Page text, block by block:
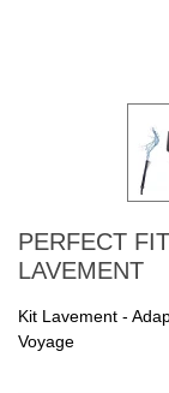
PERFECT
LAVEMENT
Kit Lavement -
Voyage